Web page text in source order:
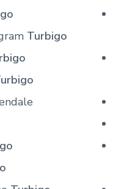
Turbigo